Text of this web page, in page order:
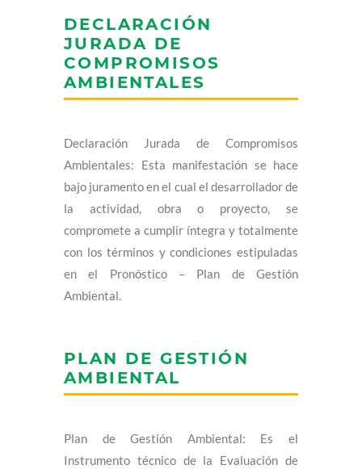
DECLARACIÓN
JURADA DE
COMPROMISOS
AMBIENTALES
Declaración Jurada de Compromisos
Ambientales: Esta manifestación se hace
bajo juramento en el cual el desarrollador de
la actividad, obra o proyecto, se
compromete a cumplir íntegra y totalmente
con los términos y condiciones estipuladas
en el Pronóstico – Plan de Gestión
Ambiental.
PLAN DE GESTIÓN
AMBIENTAL
Plan de Gestión Ambiental: Es el
Instrumento técnico de la Evaluación de